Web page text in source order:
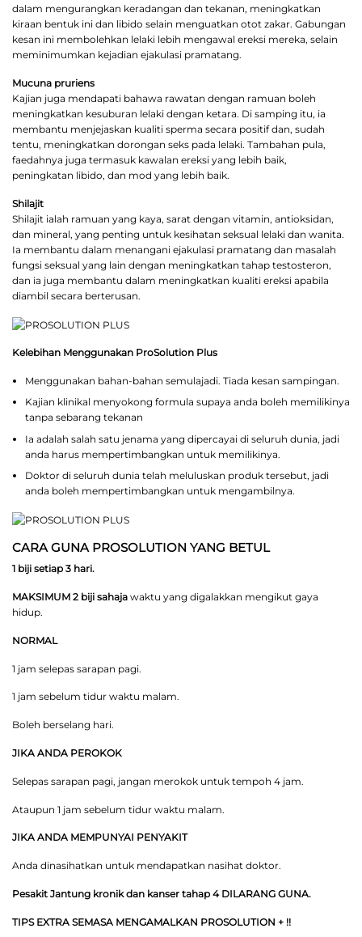
dalam mengurangkan keradangan dan tekanan, meningkatkan
kiraan bentuk ini dan libido selain menguatkan otot zakar. Gabungan
kesan ini membolehkan lelaki lebih mengawal ereksi mereka, selain
meminimumkan kejadian ejakulasi pramatang.
Mucuna pruriens
Kajian juga mendapati bahawa rawatan dengan ramuan boleh
meningkatkan kesuburan lelaki dengan ketara. Di samping itu, ia
membantu menjejaskan kualiti sperma secara positif dan, sudah
tentu, meningkatkan dorongan seks pada lelaki. Tambahan pula,
faedahnya juga termasuk kawalan ereksi yang lebih baik,
peningkatan libido, dan mod yang lebih baik.
Shilajit
Shilajit ialah ramuan yang kaya, sarat dengan vitamin, antioksidan,
dan mineral, yang penting untuk kesihatan seksual lelaki dan wanita.
Ia membantu dalam menangani ejakulasi pramatang dan masalah
fungsi seksual yang lain dengan meningkatkan tahap testosteron,
dan ia juga membantu dalam meningkatkan kualiti ereksi apabila
diambil secara berterusan.
Kelebihan Menggunakan ProSolution Plus
Menggunakan bahan-bahan semulajadi. Tiada kesan sampingan.
Kajian klinikal menyokong formula supaya anda boleh memilikinya
tanpa sebarang tekanan
Ia adalah salah satu jenama yang dipercayai di seluruh dunia, jadi
anda harus mempertimbangkan untuk memilikinya.
Doktor di seluruh dunia telah meluluskan produk tersebut, jadi
anda boleh mempertimbangkan untuk mengambilnya.
CARA GUNA PROSOLUTION YANG BETUL
1 biji setiap 3 hari.
MAKSIMUM 2 biji sahaja waktu yang digalakkan mengikut gaya
hidup.
NORMAL
1 jam selepas sarapan pagi.
1 jam sebelum tidur waktu malam.
Boleh berselang hari.
JIKA ANDA PEROKOK
Selepas sarapan pagi, jangan merokok untuk tempoh 4 jam.
Ataupun 1 jam sebelum tidur waktu malam.
JIKA ANDA MEMPUNYAI PENYAKIT
Anda dinasihatkan untuk mendapatkan nasihat doktor.
Pesakit Jantung kronik dan kanser tahap 4 DILARANG GUNA.
TIPS EXTRA SEMASA MENGAMALKAN PROSOLUTION + !!